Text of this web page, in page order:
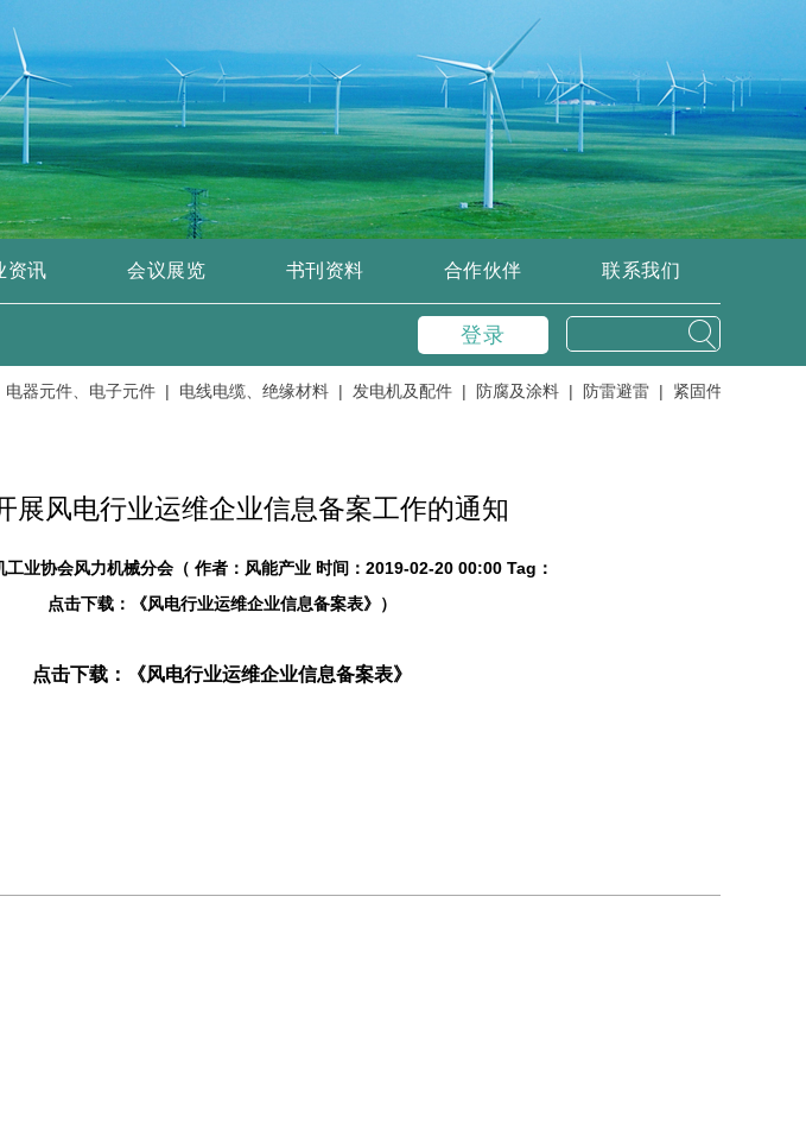
资讯 会议展览 书刊资料 合作伙伴 联系我们
登录
器元件、电子元件 | 电线电缆、绝缘材料 | 发电机及配件 | 防腐及涂料 | 防雷避雷 | 紧固件及紧固工具 |
展风电行业运维企业信息备案工作的通知
工业协会风力机械分会 （ 作者： 风能产业 时间： 2019-02-20 00:00 Tag：
点击下载：《风电行业运维企业信息备案表》）
点击下载：《风电行业运维企业信息备案表》